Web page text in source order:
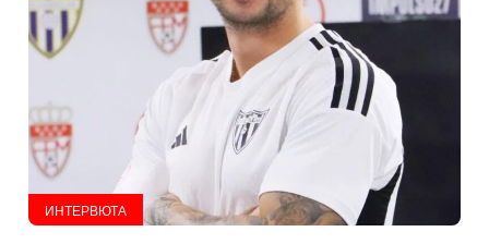
ИНТЕРВЮТА